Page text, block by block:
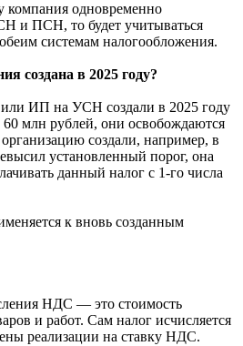
компания одновременно
и ПСН, то будет учитываться
системам налогообложения.
создана в 2025 году?
ИП на УСН создали в 2025 году
млн рублей, они освобождаются
создали, например, в
установленный порог, она
данный налог с 1-го числа
к вновь созданным
НДС — это стоимость
и работ. Сам налог исчисляется
реализации на ставку НДС.